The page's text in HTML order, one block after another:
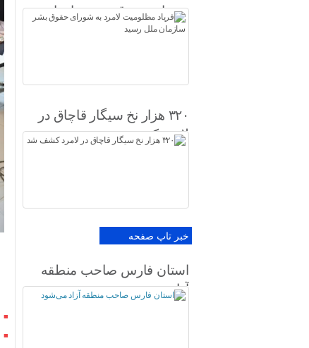
شورای حقوق بشر سازمان
ملل رسید
۳۲۰ هزار نخ سیگار قاچاق در
لامرد کشف شد
خبر تاپ صفحه
استان فارس صاحب منطقه
آزاد می‌شود